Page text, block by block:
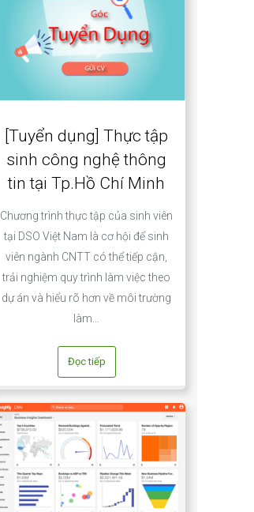
[Tuyển dụng] Thực tập
sinh công nghệ thông
tin tại Tp.Hồ Chí Minh
Chương trình thực tập của sinh viên
tại DSO Việt Nam là cơ hội để sinh
viên ngành CNTT có thể tiếp cận,
trải nghiệm quy trình làm việc theo
dự án và hiểu rõ hơn về môi trường
làm…
Đọc tiếp